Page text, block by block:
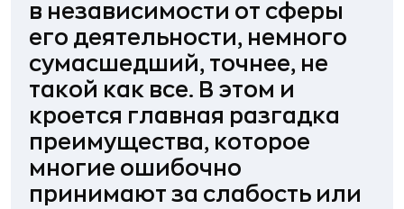
в независимости от сферы
его деятельности, немного
сумасшедший, точнее, не
такой как все. В этом и
кроется главная разгадка
преимущества, которое
многие ошибочно
принимают за слабость или